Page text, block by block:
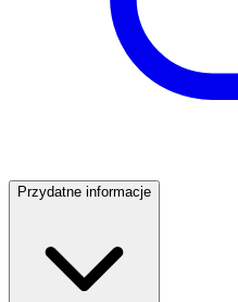
Przydatne informacje